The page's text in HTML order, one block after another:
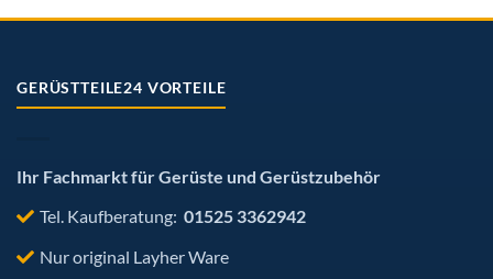
auf
der
werden
GERÜSTTEILE24 VORTEILE
Ihr Fachmarkt für Gerüste und Gerüstzubehör
Tel. Kaufberatung: 01525 3362942
Nur original Layher Ware